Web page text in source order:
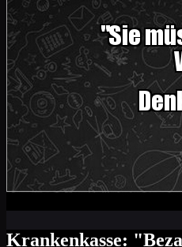
Krankenkasse: